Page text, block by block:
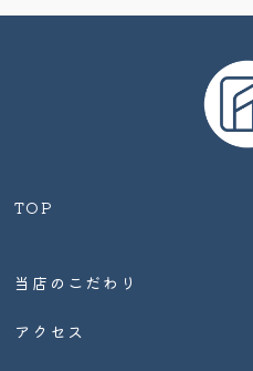
TOP
当店のこだわり
アクセス